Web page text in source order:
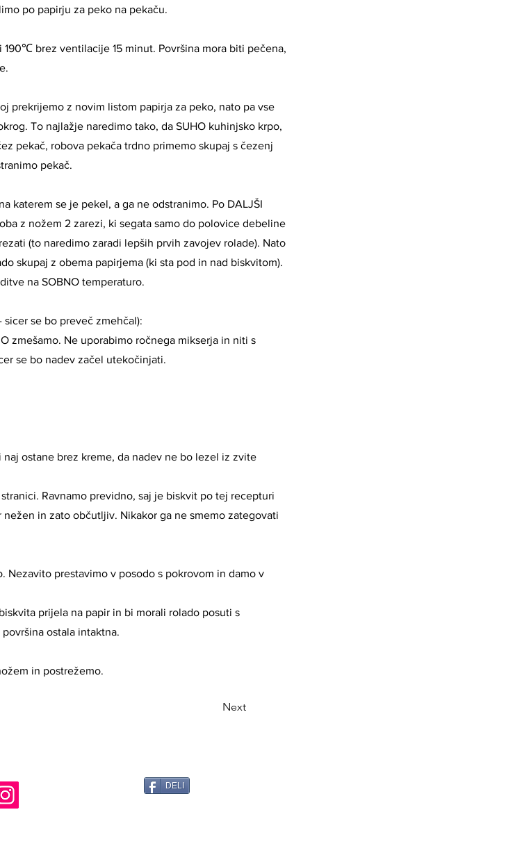
po papirju za peko na pekaču.
brez ventilacije 15 minut. Površina mora biti pečena,
prekrijemo z novim listom papirja za peko, nato pa vse
To najlažje naredimo tako, da SUHO kuhinjsko krpo,
pekač, robova pekača trdno primemo skupaj s čezenj
pekač.
katerem se je pekel, a ga ne odstranimo. Po DALJŠI
z nožem 2 zarezi, ki segata samo do polovice debeline
(to naredimo zaradi lepših prvih zavojev rolade). Nato
skupaj z obema papirjema (ki sta pod in nad biskvitom).
na SOBNO temperaturo.
se bo preveč zmehčal):
zmešamo. Ne uporabimo ročnega mikserja in niti s
se bo nadev začel utekočinjati.
ostane brez kreme, da nadev ne bo lezel iz zvite
Ravnamo previdno, saj je biskvit po tej recepturi
in zato občutljiv. Nikakor ga ne smemo zategovati
Nezavito prestavimo v posodo s pokrovom in damo v
prijela na papir in bi morali rolado posuti s
ostala intaktna.
in postrežemo.
Next
DELI